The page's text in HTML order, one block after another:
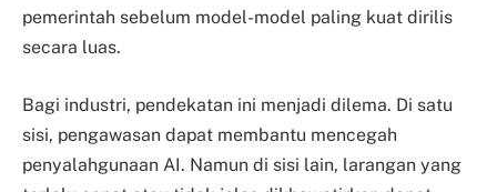
pemerintah sebelum model-model paling kuat dirilis
secara luas.
Bagi industri, pendekatan ini menjadi dilema. Di satu
sisi, pengawasan dapat membantu mencegah
penyalahgunaan AI. Namun di sisi lain, larangan yang